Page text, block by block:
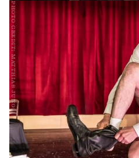
photo credit: matthias jung